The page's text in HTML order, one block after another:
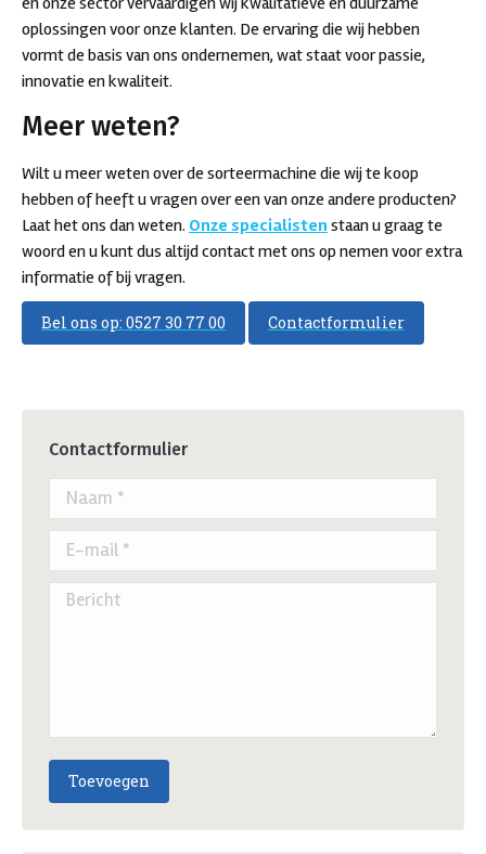
oplossingen voor onze klanten. De ervaring die wij hebben
vormt de basis van ons ondernemen, wat staat voor passie,
innovatie en kwaliteit.
Meer weten?
Wilt u meer weten over de sorteermachine die wij te koop
hebben of heeft u vragen over een van onze andere producten?
Laat het ons dan weten. Onze specialisten staan u graag te
woord en u kunt dus altijd contact met ons op nemen voor extra
informatie of bij vragen.
Bel ons op: 0527 30 77 00 Contactformulier
Contactformulier
Naam *
E-mail *
Bericht
Toevoegen